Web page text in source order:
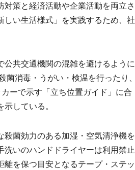
策と経済活動や企業活動を両立さ
い生活様式」を実践するため、社
共交通機関の混雑を避けるように
消毒・うがい・検温を行ったり、
ーで示す「立ち位置ガイド」に合
している。
菌効力のある加湿・空気清浄機を
いのハンドドライヤーは利用禁止
を保つ目安となるテープ・ステッ